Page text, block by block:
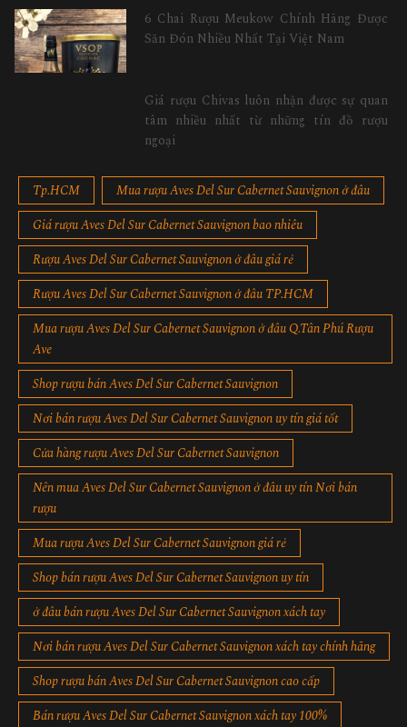
6 Chai Rượu Meukow Chính Hãng Được
Săn Đón Nhiều Nhất Tại Việt Nam
Giá rượu Chivas luôn nhận được sự quan
tâm nhiều nhất từ những tín đồ rượu
ngoại
Tp.HCM
Mua rượu Aves Del Sur Cabernet Sauvignon ở đâu
Giá rượu Aves Del Sur Cabernet Sauvignon bao nhiêu
Rượu Aves Del Sur Cabernet Sauvignon ở đâu giá rẻ
Rượu Aves Del Sur Cabernet Sauvignon ở đâu TP.HCM
Mua rượu Aves Del Sur Cabernet Sauvignon ở đâu Q.Tân Phú Rượu
Ave
Shop rượu bán Aves Del Sur Cabernet Sauvignon
Nơi bán rượu Aves Del Sur Cabernet Sauvignon uy tín giá tốt
Cửa hàng rượu Aves Del Sur Cabernet Sauvignon
Nên mua Aves Del Sur Cabernet Sauvignon ở đâu uy tín Nơi bán
rượu
Mua rượu Aves Del Sur Cabernet Sauvignon giá rẻ
Shop bán rượu Aves Del Sur Cabernet Sauvignon uy tín
ở đâu bán rượu Aves Del Sur Cabernet Sauvignon xách tay
Nơi bán rượu Aves Del Sur Cabernet Sauvignon xách tay chính hãng
Shop rượu bán Aves Del Sur Cabernet Sauvignon cao cấp
Bán rượu Aves Del Sur Cabernet Sauvignon xách tay 100%